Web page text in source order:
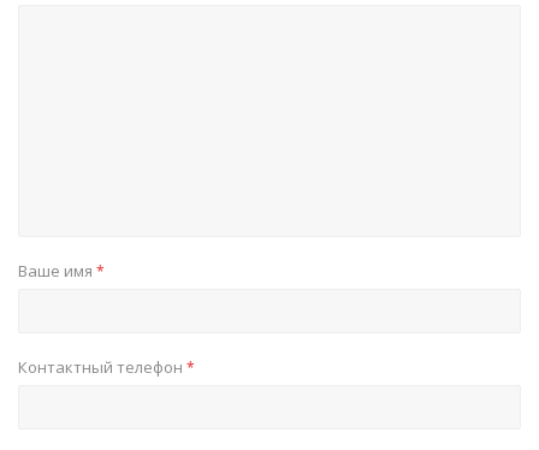
Ваше имя *
Контактный телефон *